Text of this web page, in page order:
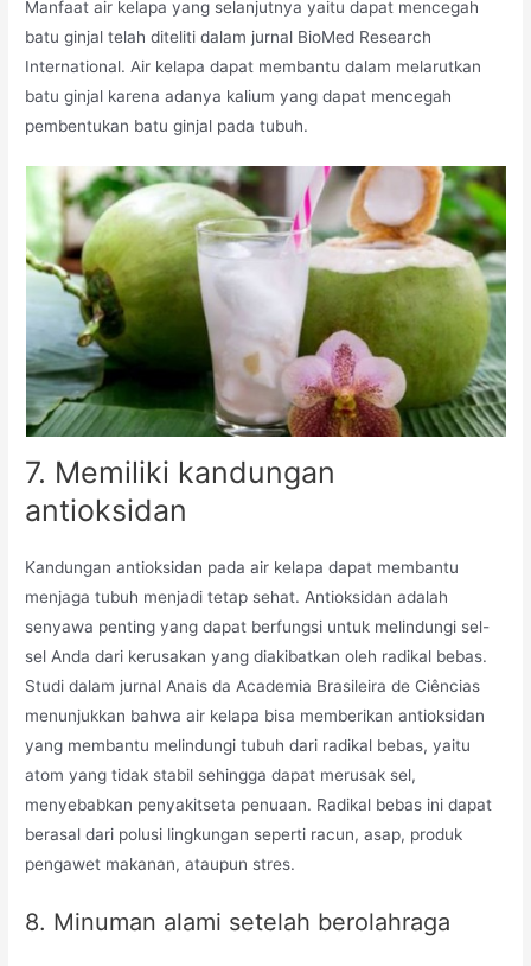
Manfaat air kelapa yang selanjutnya yaitu dapat mencegah
batu ginjal telah diteliti dalam jurnal BioMed Research
International. Air kelapa dapat membantu dalam melarutkan
batu ginjal karena adanya kalium yang dapat mencegah
pembentukan batu ginjal pada tubuh.
7. Memiliki kandungan
antioksidan
Kandungan antioksidan pada air kelapa dapat membantu
menjaga tubuh menjadi tetap sehat. Antioksidan adalah
senyawa penting yang dapat berfungsi untuk melindungi sel-
sel Anda dari kerusakan yang diakibatkan oleh radikal bebas.
Studi dalam jurnal Anais da Academia Brasileira de Ciências
menunjukkan bahwa air kelapa bisa memberikan antioksidan
yang membantu melindungi tubuh dari radikal bebas, yaitu
atom yang tidak stabil sehingga dapat merusak sel,
menyebabkan penyakitseta penuaan. Radikal bebas ini dapat
berasal dari polusi lingkungan seperti racun, asap, produk
pengawet makanan, ataupun stres.
8. Minuman alami setelah berolahraga